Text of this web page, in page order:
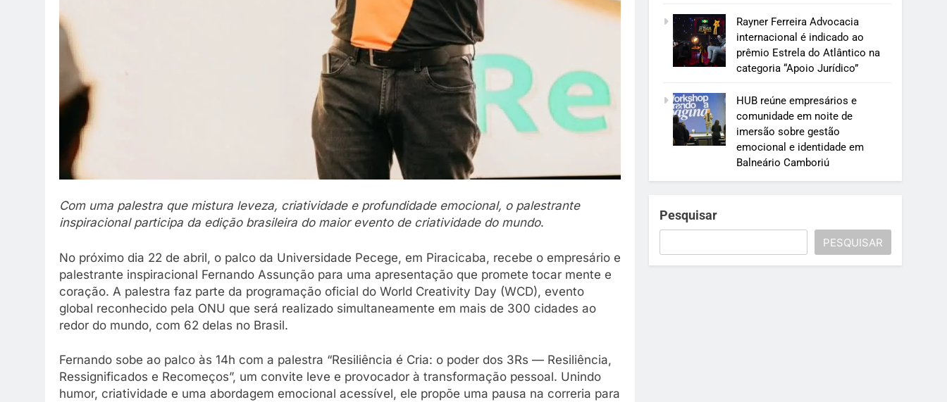
Com uma palestra que mistura leveza, criatividade e profundidade emocional, o palestrante
inspiracional participa da edição brasileira do maior evento de criatividade do mundo.
No próximo dia 22 de abril, o palco da Universidade Pecege, em Piracicaba, recebe o empresário e
palestrante inspiracional Fernando Assunção para uma apresentação que promete tocar mente e
coração. A palestra faz parte da programação oficial do World Creativity Day (WCD), evento
global reconhecido pela ONU que será realizado simultaneamente em mais de 300 cidades ao
redor do mundo, com 62 delas no Brasil.
Fernando sobe ao palco às 14h com a palestra “Resiliência é Cria: o poder dos 3Rs — Resiliência,
Ressignificados e Recomeços”, um convite leve e provocador à transformação pessoal. Unindo
humor, criatividade e uma abordagem emocional acessível, ele propõe uma pausa na correria para
Rayner Ferreira Advocacia
internacional é indicado ao
prêmio Estrela do Atlântico na
categoria “Apoio Jurídico”
HUB reúne empresários e
comunidade em noite de
imersão sobre gestão
emocional e identidade em
Balneário Camboriú
Pesquisar
PESQUISAR